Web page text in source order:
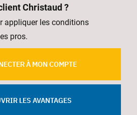
Christaud ?
appliquer les conditions
pros.
À MON COMPTE
LES AVANTAGES